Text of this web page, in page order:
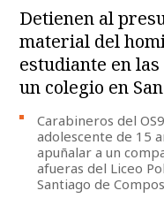
Detienen al
material del
estudiante en
un colegio en
Carabineros del
adolescente de 15
apuñalar a un
afueras del Liceo
Santiago de